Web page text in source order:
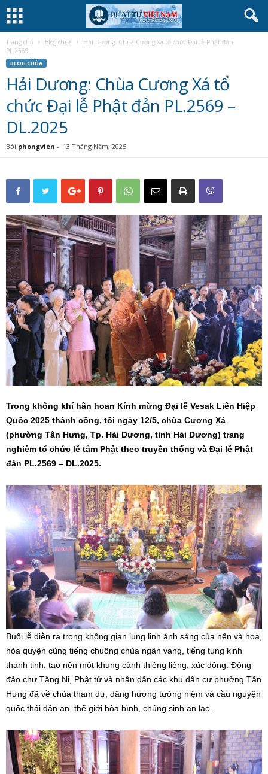
Trang chủ Blog chùa
Hải Dương: Chùa Cương Xá tổ chức Đại lễ Phật đản
PL.2569...
BLOG CHÙA
Hải Dương: Chùa Cương Xá tổ
chức Đại lễ Phật đản PL.2569 –
DL.2025
Bởi phongvien - 13 Tháng Năm, 2025
Trong không khí hân hoan Kính mừng Đại lễ Vesak Liên Hiệp
Quốc 2025 thành công, tối ngày 12/5, chùa Cương Xá
(phường Tân Hưng, Tp. Hải Dương, tỉnh Hải Dương) trang
nghiêm tổ chức lễ tắm Phật theo truyền thống và Đại lễ Phật
đản PL.2569 – DL.2025.
Buổi lễ diễn ra trong không gian lung linh ánh sáng của nến và hoa,
hòa quyện cùng tiếng chuông chùa ngân vang, tiếng tụng kinh
thanh tịnh, tạo nên một khung cảnh thiêng liêng, xúc động. Đông
đảo chư Tăng Ni, Phật tử và nhân dân các khu dân cư phường Tân
Hưng đã về chùa tham dự, dâng hương tưởng niệm và cầu nguyện
quốc thái dân an, thế giới hòa bình, chúng sinh an lạc.